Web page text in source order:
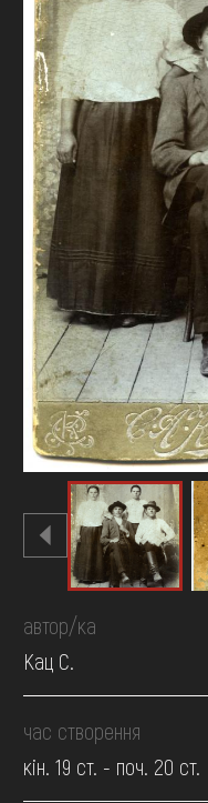
автор/ка
Кац С.
час створення
кін. 19 ст. - поч. 20 ст.